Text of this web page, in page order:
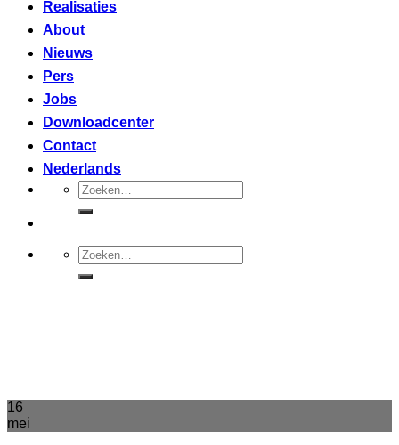
Realisaties
About
Nieuws
Pers
Jobs
Downloadcenter
Contact
Nederlands
Zoeken
naar:
Zoeken
naar:
16
mei